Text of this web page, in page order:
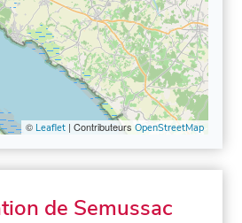
© Leaflet| Contributeurs OpenStreetMap
de Semussac